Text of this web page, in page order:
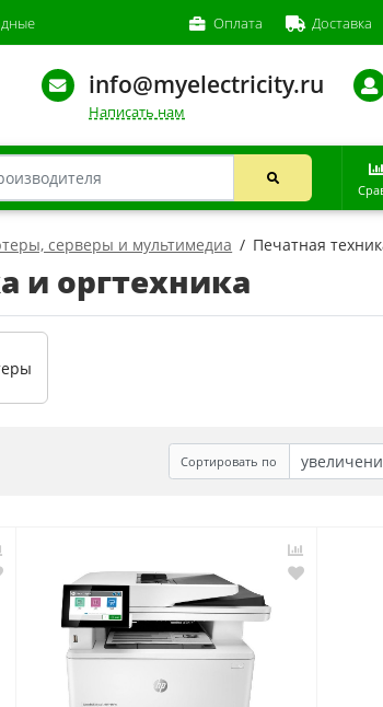
Оплата Доставка
info@myelectricity.ru
Написать нам
серверы и мультимедиа Печатная
и оргтехника
Сортировать по